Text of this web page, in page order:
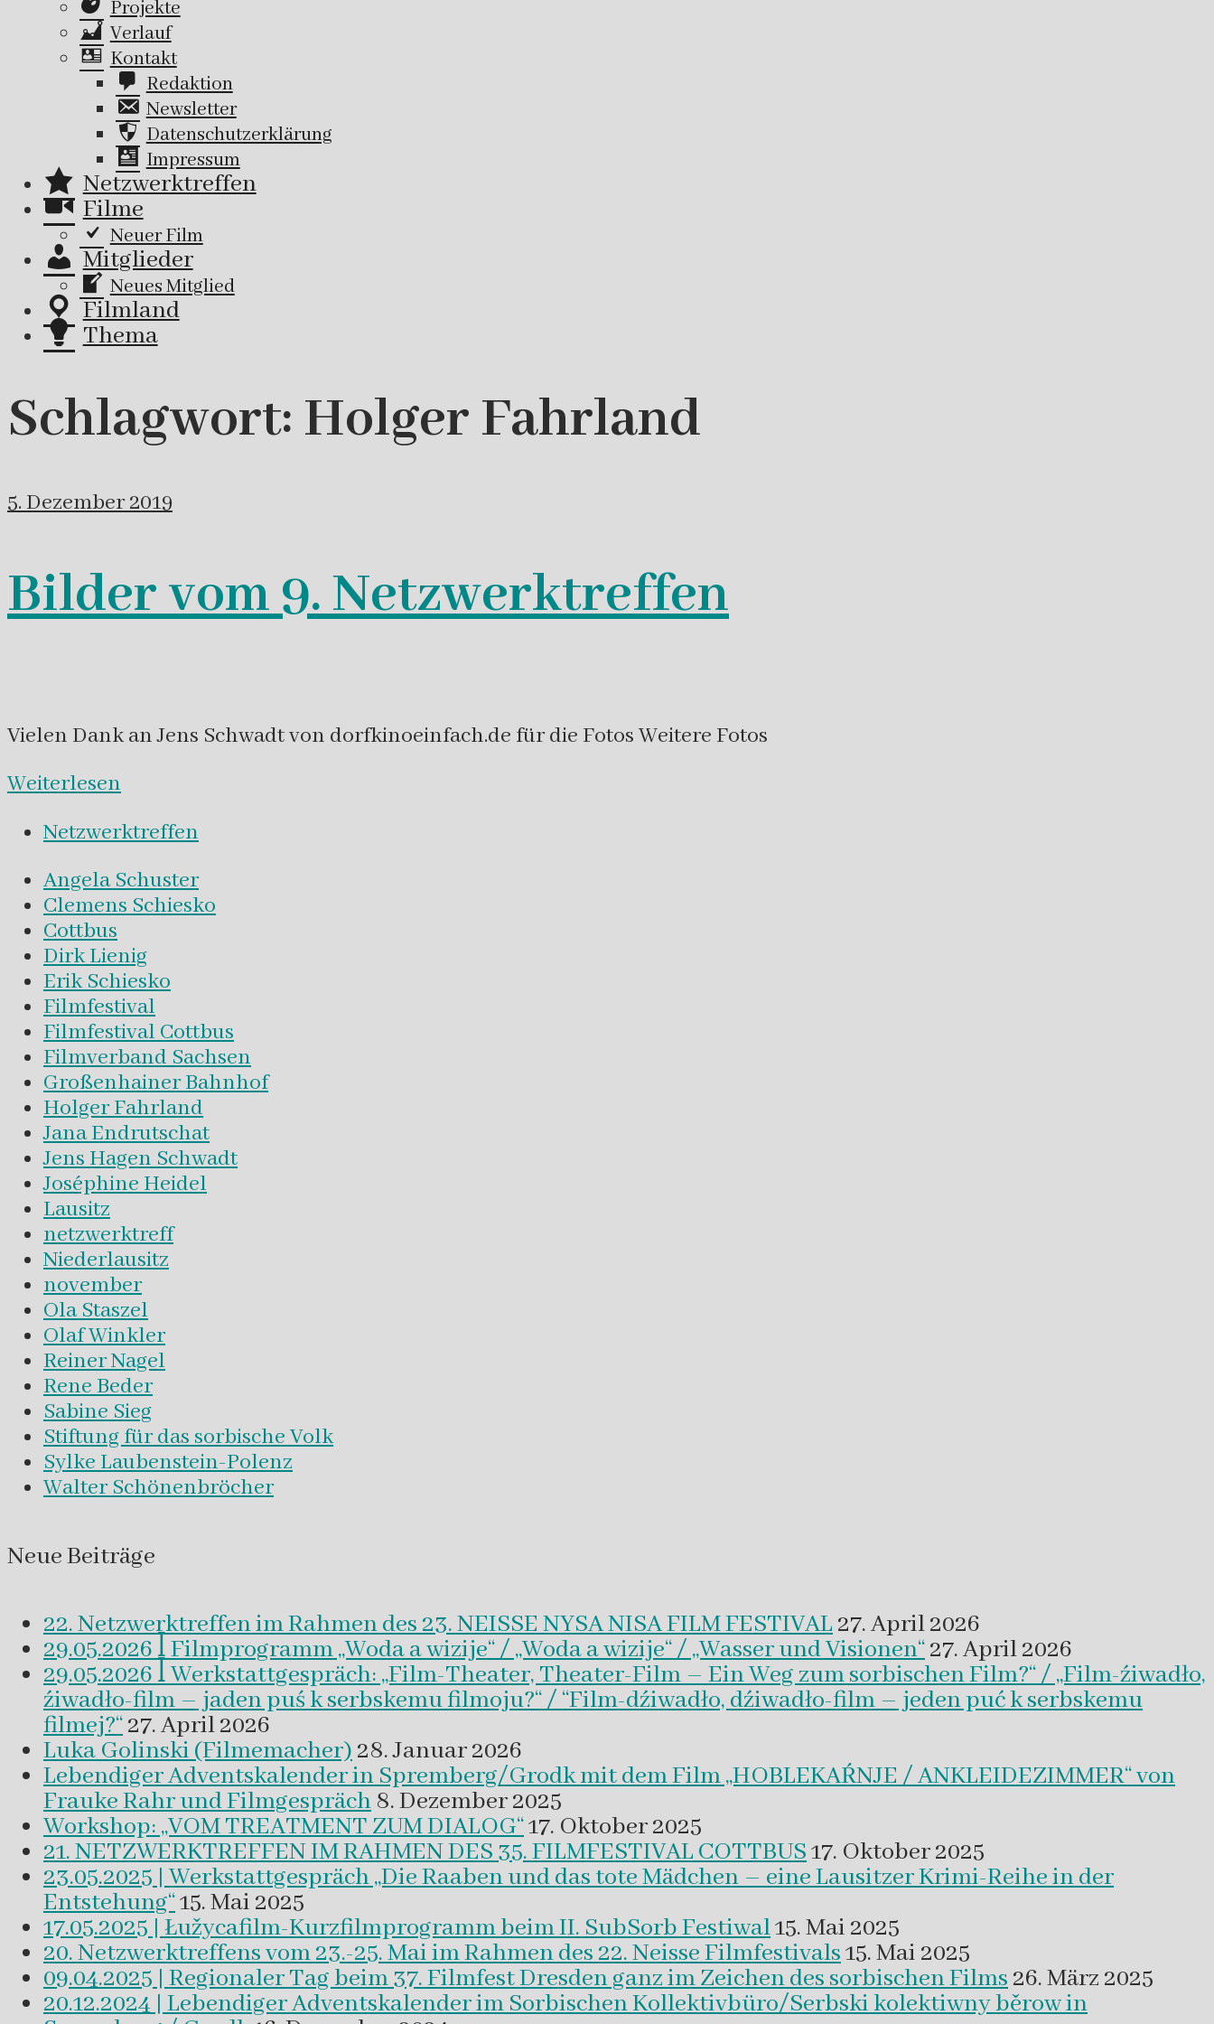
Projekte
Verlauf
Kontakt
Redaktion
Newsletter
Datenschutzerklärung
Impressum
Netzwerktreffen
Filme
Neuer Film
Mitglieder
Neues Mitglied
Filmland
Thema
Schlagwort: Holger Fahrland
5. Dezember 2019
Bilder vom 9. Netzwerktreffen
Vielen Dank an Jens Schwadt von dorfkinoeinfach.de für die Fotos Weitere Fotos
Weiterlesen
Netzwerktreffen
Angela Schuster
Clemens Schiesko
Cottbus
Dirk Lienig
Erik Schiesko
Filmfestival
Filmfestival Cottbus
Filmverband Sachsen
Großenhainer Bahnhof
Holger Fahrland
Jana Endrutschat
Jens Hagen Schwadt
Joséphine Heidel
Lausitz
netzwerktreff
Niederlausitz
november
Ola Staszel
Olaf Winkler
Reiner Nagel
Rene Beder
Sabine Sieg
Stiftung für das sorbische Volk
Sylke Laubenstein-Polenz
Walter Schönenbröcher
Neue Beiträge
22. Netzwerktreffen im Rahmen des 23. NEISSE NYSA NISA FILM FESTIVAL27. April 2026
29.05.2026 ꟾ Filmprogramm „Woda a wizije“ / „Woda a wizije“ / „Wasser und Visionen“27. April 2026
29.05.2026 ꟾ Werkstattgespräch: „Film-Theater, Theater-Film – Ein Weg zum sorbischen Film?“ / „Film-źiwadło,
źiwadło-film – jaden puś k serbskemu filmoju?“ / “Film-dźiwadło, dźiwadło-film – jeden puć k serbskemu
filmej?“27. April 2026
Luka Golinski (Filmemacher)28. Januar 2026
Lebendiger Adventskalender in Spremberg/Grodk mit dem Film „HOBLEKAŔNJE / ANKLEIDEZIMMER“ von
Frauke Rahr und Filmgespräch 8. Dezember 2025
Workshop: „VOM TREATMENT ZUM DIALOG“17. Oktober 2025
21. NETZWERKTREFFEN IM RAHMEN DES 35. FILMFESTIVAL COTTBUS17. Oktober 2025
23.05.2025 | Werkstattgespräch „Die Raaben und das tote Mädchen – eine Lausitzer Krimi-Reihe in der
Entstehung“15. Mai 2025
17.05.2025 | Łužycafilm-Kurzfilmprogramm beim II. SubSorb Festiwal15. Mai 2025
20. Netzwerktreffens vom 23.-25. Mai im Rahmen des 22. Neisse Filmfestivals15. Mai 2025
09.04.2025 | Regionaler Tag beim 37. Filmfest Dresden ganz im Zeichen des sorbischen Films26. März 2025
20.12.2024 | Lebendiger Adventskalender im Sorbischen Kollektivbüro/Serbski kolektiwny běrow in